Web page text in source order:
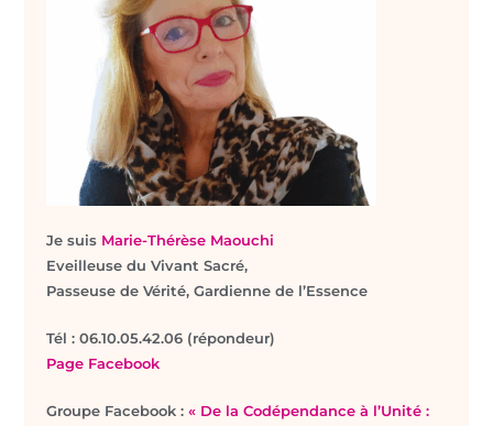
Je suis Marie-Thérèse Maouchi
Eveilleuse du Vivant Sacré,
Passeuse de Vérité, Gardienne de l’Essence
Tél : 06.10.05.42.06 (répondeur)
Page Facebook
Groupe Facebook :« De la Codépendance à l’Unité :